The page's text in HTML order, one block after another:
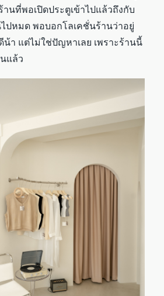
นที่พอเปิดประตูเข้าไปแล้วถึงกับ
ไปหมด พอบอกโลเคชั่นร้านว่าอยู่
า แต่ไม่ใช่ปัญหาเลย เพราะร้านนี้
แล้ว